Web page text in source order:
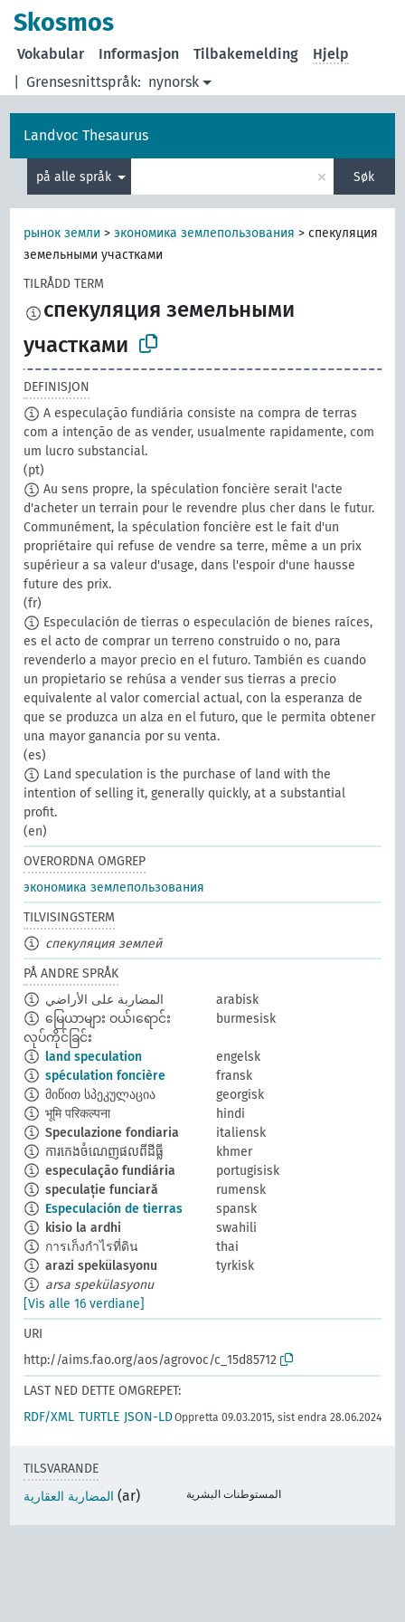
Skosmos
Grensesnittspråk: nynorsk
Vokabular Informasjon Tilbakemelding Hjelp
Landvoc Thesaurus
på alle språk × Søk
рынок земли >экономика землепользования >спекуляция
земельными участками
TILRÅDD TERM
спекуляция земельными
участками
DEFINISJON
A especulação fundiária consiste na compra de terras
com a intenção de as vender, usualmente rapidamente, com
um lucro substancial.
(pt)
Au sens propre, la spéculation foncière serait l'acte
d'acheter un terrain pour le revendre plus cher dans le futur.
Communément, la spéculation foncière est le fait d'un
propriétaire qui refuse de vendre sa terre, même a un prix
supérieur a sa valeur d'usage, dans l'espoir d'une hausse
future des prix.
(fr)
Especulación de tierras o especulación de bienes raíces,
es el acto de comprar un terreno construido o no, para
revenderlo a mayor precio en el futuro. También es cuando
un propietario se rehúsa a vender sus tierras a precio
equivalente al valor comercial actual, con la esperanza de
que se produzca un alza en el futuro, que le permita obtener
una mayor ganancia por su venta.
(es)
Land speculation is the purchase of land with the
intention of selling it, generally quickly, at a substantial
profit.
(en)
OVERORDNA OMGREP
экономика землепользования
TILVISINGSTERM
спекуляция землей
PÅ ANDRE SPRÅK
المضاربة على الأراضي
arabisk
မြေယာများ ဝယ်၊ရောင်း
လုပ်ကိုင်ခြင်း
burmesisk
land speculation
engelsk
spéculation foncière
fransk
მიწით სპეკულაცია
georgisk
भूमि परिकल्पना
hindi
Speculazione fondiaria
italiensk
ការកេងចំណេញផលពីដីធ្លី
khmer
especulação fundiária
portugisisk
speculație funciară
rumensk
Especulación de tierras
spansk
kisio la ardhi
swahili
การเก็งกำไรที่ดิน
thai
arazi spekülasyonu
tyrkisk
arsa spekülasyonu
[Vis alle 16 verdiane]
URI
http://aims.fao.org/aos/agrovoc/c_15d85712
LAST NED DETTE OMGREPET:
RDF/XML TURTLE JSON-LDOppretta 09.03.2015, sist endra 28.06.2024
TILSVARANDE
المضاربة العقارية (ar) المستوطنات البشرية